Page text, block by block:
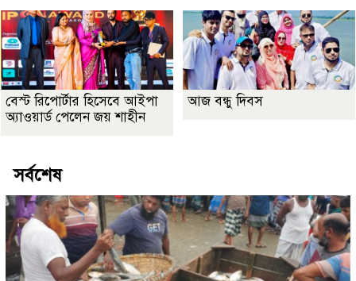
বেস্ট রিপোর্টার হিসেবে আইপা
অ্যাওয়ার্ড পেলেন জয় শাহীন
আজ বন্ধু দিবস
সর্বশেষ